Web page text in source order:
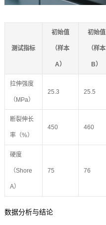
测试指标
初始值
（样本
A）
初始值
（样本
B）
拉伸强度
（MPa）
25.3 25.5
断裂伸长
率（%）
450 460
硬度
（Shore
A）
75 76
数据分析与结论